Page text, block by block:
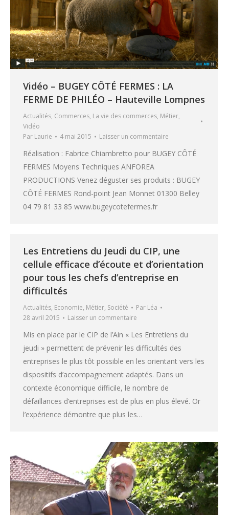
Vidéo – BUGEY CÔTÉ FERMES : LA
FERME DE PHILÉO – Hauteville Lompnes
Actualités, Commerces, La vie des commerces, Métier,
Vidéo
Par Laurie 4 mai 2015 Laisser un commentaire
Réalisation : Fabrice Chiambretto pour BUGEY CÔTÉ
FERMES Moyens Techniques ANFOREA
PRODUCTIONS Venez déguster ses produits : BUGEY
CÔTÉ FERMES Rond-point Jean Monnet 01300 Belley
04 79 81 33 85 www.bugeycotefermes.fr
Les Entretiens du Jeudi du CIP, une
cellule efficace d’écoute et d’orientation
pour tous les chefs d’entreprise en
difficultés
Actualités, Economie, Métier, Société Par Léa
28 avril 2015
Laisser un commentaire
Mis en place par le CIP de l’Ain « Les Entretiens du
jeudi » permettent de prévenir les difficultés des
entreprises le plus tôt possible en les orientant vers les
dispositifs d’accompagnement adaptés. Dans un
contexte économique difficile, le nombre de
défaillances d’entreprises est de plus en plus élevé. Or
l’expérience démontre que plus les…